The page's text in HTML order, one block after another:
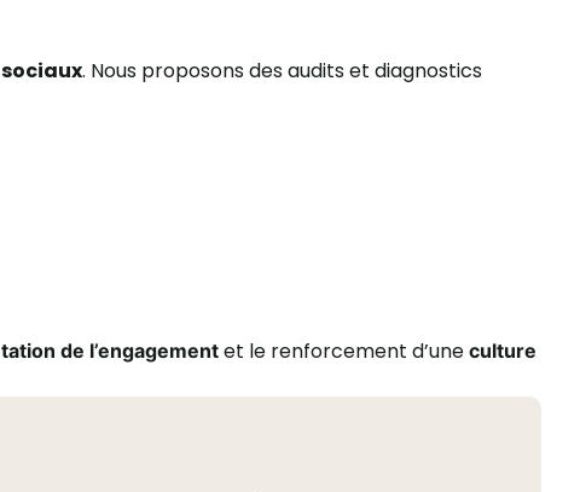
. Nous proposons des audits et diagnostics
de l’engagementet le renforcement d’une culture